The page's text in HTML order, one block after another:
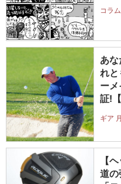
コラ
あ
れ
ー
証!
ギア
【
道の